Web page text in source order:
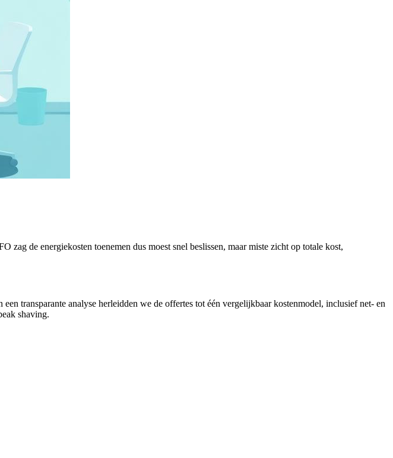
de energiekosten toenemen dus moest snel beslissen, maar miste zicht op totale kost,
transparante analyse herleidden we de offertes tot één vergelijkbaar kostenmodel, inclusief net- en
shaving.